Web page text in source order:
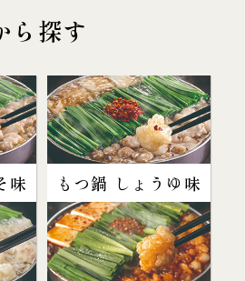
ら探す
味 もつ鍋 しょうゆ味